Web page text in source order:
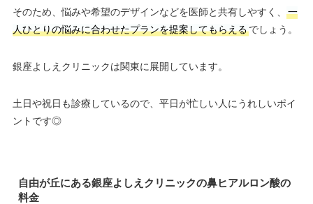
そのため、悩みや希望のデザインなどを医師と共有しやすく、
一
人ひとりの悩みに合わせたプランを提案してもらえるでしょう。
銀座よしえクリニックは関東に展開しています。
土日や祝日も診療しているので、平日が忙しい人にうれしいポイ
ントです◎
自由が丘にある銀座よしえクリニックの鼻ヒアルロン酸の
料金